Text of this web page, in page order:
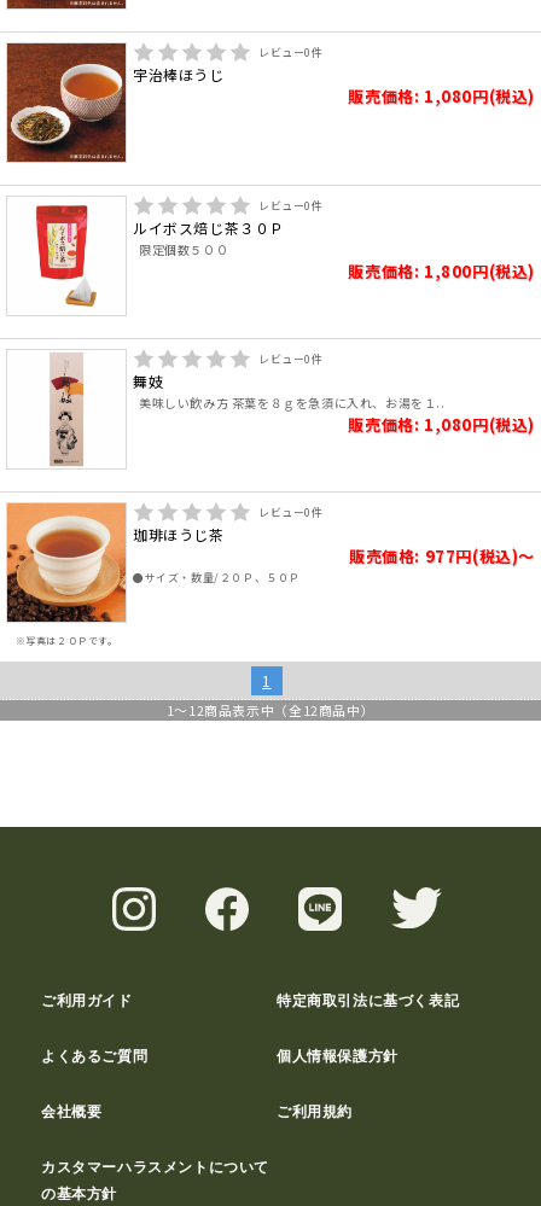
レビュー0件
宇治棒ほうじ
販売価格: 1,080円(税込)
レビュー0件
ルイボス焙じ茶３０Ｐ
限定個数５００
販売価格: 1,800円(税込)
レビュー0件
舞妓
美味しい飲み方 茶葉を８ｇを急須に入れ、お湯を１..
販売価格: 1,080円(税込)
※写真は２０Ｐです。
レビュー0件
珈琲ほうじ茶
販売価格: 977円(税込)～
●サイズ・数量/２０Ｐ、５０Ｐ
1
1～ 12商品表示中（全 12商品中）
ご利用ガイド 特定商取引法に基づく表記
よくあるご質問 個人情報保護方針
会社概要 ご利用規約
カスタマーハラスメントについて
の基本方針